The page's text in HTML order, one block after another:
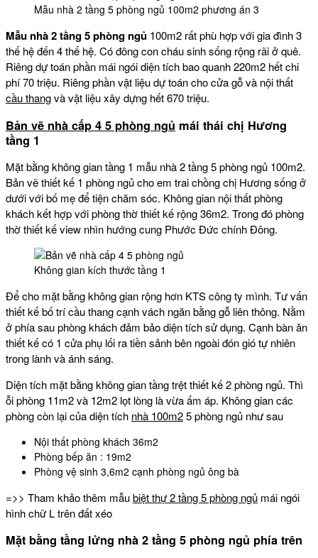
Mẫu nhà 2 tầng 5 phòng ngủ 100m2 phương án 3
Mẫu nhà 2 tầng 5 phòng ngủ 100m2 rất phù hợp với gia đình 3
thế hệ đến 4 thế hệ. Có đông con cháu sinh sống rộng rãi ở quê.
Riêng dự toán phần mái ngói diện tích bao quanh 220m2 hết chi
phí 70 triệu. Riêng phần vật liệu dự toán cho cửa gỗ và nội thất
cầu thangvà vật liệu xây dựng hết 670 triệu.
Bản vẽ nhà cấp 4 5 phòng ngủ mái thái chị Hương
tầng 1
Mặt bằng không gian tầng 1 mẫu nhà 2 tầng 5 phòng ngủ 100m2.
Bản vẽ thiết kế 1 phòng ngủ cho em trai chồng chị Hương sống ở
dưới với bố mẹ để tiện chăm sóc. Không gian nội thất phòng
khách kết hợp với phòng thờ thiết kế rộng 36m2. Trong đó phòng
thờ thiết kế view nhìn hướng cung Phước Đức chính Đông.
Không gian kích thước tầng 1
Để cho mặt bằng không gian rộng hơn KTS công ty mình. Tư vấn
thiết kế bố trí cầu thang cạnh vách ngăn bằng gỗ liên thông. Nằm
ở phía sau phòng khách đảm bảo diện tích sử dụng. Cạnh bàn ăn
thiết kế có 1 cửa phụ lối ra tiền sảnh bên ngoài đón gió tự nhiên
trong lành và ánh sáng.
Diện tích mặt bằng không gian tầng trệt thiết kế 2 phòng ngủ. Thì
ỗi phòng 11m2 và 12m2 lọt lòng là vừa ấm áp. Không gian các
phòng còn lại của diện tích nhà 100m25 phòng ngủ như sau
Nội thất phòng khách 36m2
Phòng bếp ăn : 19m2
Phòng vệ sinh 3,6m2 cạnh phòng ngủ ông bà
=>> Tham khảo thêm mẫubiệt thự 2 tầng 5 phòng ngủ mái ngói
hình chữ L trên đất xéo
Mặt bằng tầng lửng nhà 2 tầng 5 phòng ngủ phía trên